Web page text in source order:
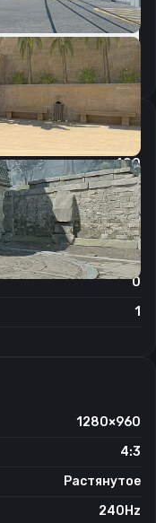
400
2.2
1
6/11
0
1
1280×960
4:3
Растянутое
240Hz